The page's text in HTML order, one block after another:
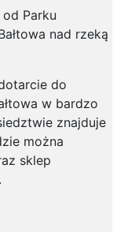
Parku
nad rzeką
do
w bardzo
znajduje
można
sklep